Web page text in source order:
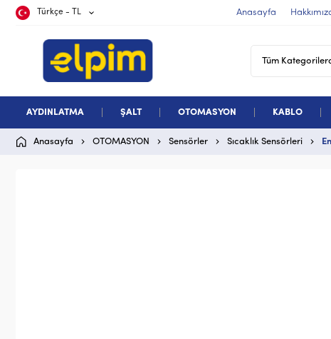
Türkçe - TL Anasayfa
AYDINLATMA ŞALT OTOMASYON KABLO
Anasayfa OTOMASYON Sensörler Sıcaklık Sensörleri